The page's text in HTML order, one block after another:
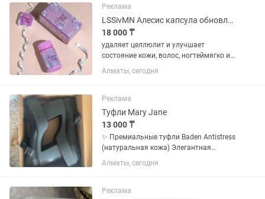
Реклама
LSSivMN Алесис капсула обновленном ввиде
18 000 ₸
удаляет целлюлит и улучшает
состояние кожи, волос, ногтеймягко и
эффективно снижает вес и убирает
отекиблокирует голод и позволяет
вызывает привыкания, без побочных...
Алматы, сегодня
Реклама
Туфли Mary Jane
13 000 ₸
✨ Премиальные туфли Baden Antistress
(натуральная кожа) Элегантная
модель в стиле Mary Jane с
современной массивной платформой
Алматы, сегодня
Реклама